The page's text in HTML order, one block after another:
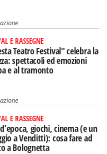
E RASSEGNE
Teatro Festival" celebra la
spettacoli ed emozioni
e al tramonto
E RASSEGNE
giochi, cinema (e un
a Venditti): cosa fare ad
a Bolognetta